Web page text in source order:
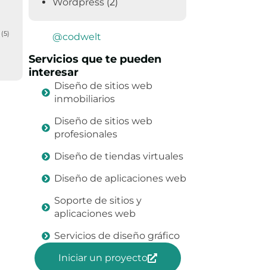
(5) @codwelt
Servicios que te pueden
interesar
Diseño de sitios web
inmobiliarios
Diseño de sitios web
profesionales
Diseño de tiendas virtuales
Diseño de aplicaciones web
Soporte de sitios y
aplicaciones web
Servicios de diseño gráfico
Iniciar un proyecto